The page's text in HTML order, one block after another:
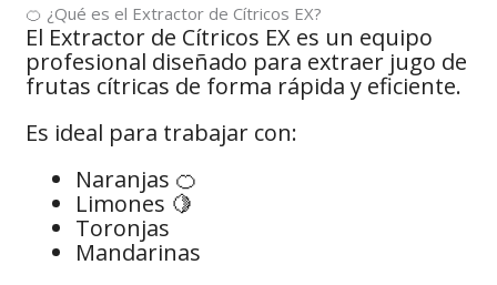
🍊 ¿Qué es el Extractor de Cítricos EX?
El Extractor de Cítricos EX es un equipo
profesional diseñado para extraer jugo de
frutas cítricas de forma rápida y eficiente.
Es ideal para trabajar con:
Naranjas 🍊
Limones 🍋
Toronjas
Mandarinas